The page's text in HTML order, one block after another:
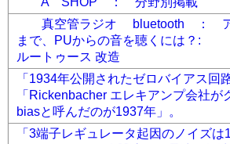
真空管ラジオ bluetooth ： ア
まで、PUからの音を聴くには？:
ルートゥース 改造
「1934年公開されたゼロバイアス回
「Rickenbacher エレキアンプ会社が
biasと呼んだのが1937年」。
「3端子レギュレータ起因のノイズは